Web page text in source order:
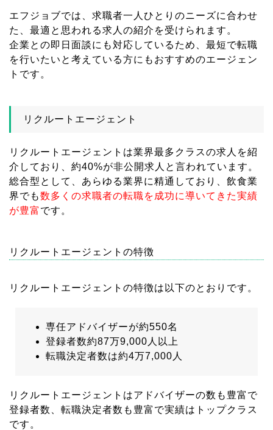
エフジョブでは、求職者一人ひとりのニーズに合わせ
た、最適と思われる求人の紹介を受けられます。
企業との即日面談にも対応しているため、最短で転職
を行いたいと考えている方にもおすすめのエージェン
トです。
リクルートエージェント
リクルートエージェントは業界最多クラスの求人を紹
介しており、約40%が非公開求人と言われています。
総合型として、あらゆる業界に精通しており、飲食業
界でも数多くの求職者の転職を成功に導いてきた実績
が豊富 です。
リクルートエージェントの特徴
リクルートエージェントの特徴は以下のとおりです。
専任アドバイザーが約550名
登録者数約87万9,000人以上
転職決定者数は約4万7,000人
リクルートエージェントはアドバイザーの数も豊富で
登録者数、転職決定者数も豊富で実績はトップクラス
です。